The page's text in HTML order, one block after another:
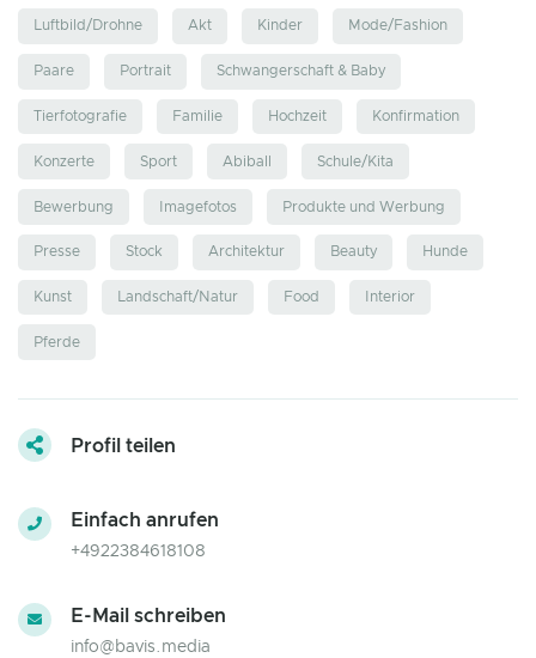
Luftbild/Drohne Akt Kinder Mode/Fashion
Paare Portrait Schwangerschaft & Baby
Tierfotografie Familie Hochzeit Konfirmation
Konzerte Sport Abiball Schule/Kita
Bewerbung Imagefotos Produkte und Werbung
Presse Stock Architektur Beauty Hunde
Kunst Landschaft/Natur Food Interior
Pferde
Profil teilen
Einfach anrufen
+4922384618108
E-Mail schreiben
info@bavis.media